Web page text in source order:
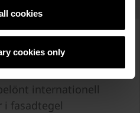
cookies
cookies only
Book
internationell
fasadtegel